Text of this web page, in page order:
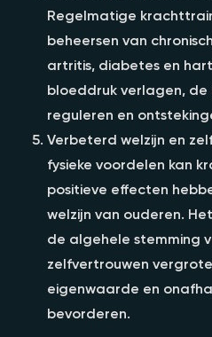
Regelmatige
beheersen van
artritis, diabetes en
bloeddruk verlagen, de
reguleren en
Verbeterd welzijn en
fysieke voordelen kan
positieve effecten
welzijn van ouderen.
de algehele stemming
zelfvertrouwen
eigenwaarde en
bevorderen.